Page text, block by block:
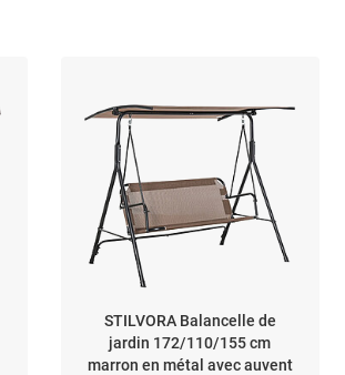
STILVORA Balancelle de
jardin 172/110/155 cm
marron en métal avec auvent